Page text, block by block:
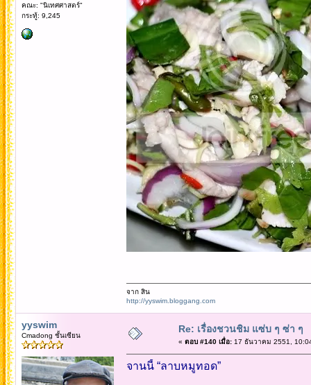
คณะ: "นิเทศศาสตร์"
กระทู้: 9,245
จาก สิน
http://yyswim.bloggang.com
yyswim
Cmadong ชั้นเซียน
Re: เรื่องชวนชิม แซ่บ ๆ ซ่า ๆ
« ตอบ #140 เมื่อ:17 ธันวาคม 2551,
จานนี้ “ลาบหมูทอด”